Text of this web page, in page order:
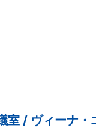
室 / ヴィーナ・